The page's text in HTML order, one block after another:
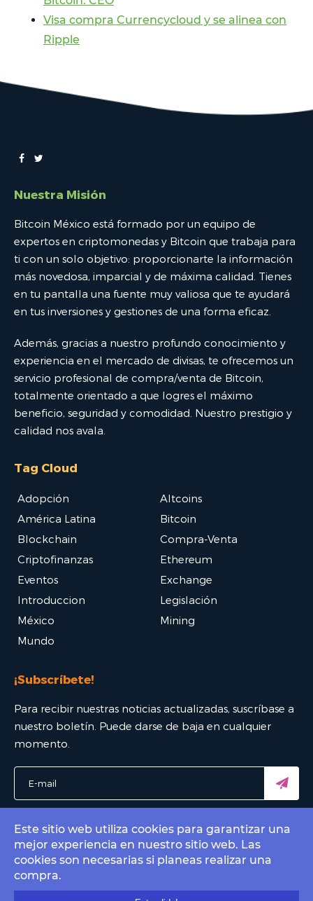
Visa compra Currencycloud y se alinea con
Ripple
Nuestra Misión
Bitcoin México está formado por un equipo de
expertos en criptomonedas y Bitcoin que trabaja para
ti con un solo objetivo: proporcionarte la información
más novedosa, imparcial y de máxima calidad. Tienes
en tu pantalla una fuente muy valiosa que te ayudará
en tus inversiones y gestiones de una forma eficaz.
Además, gracias a nuestro profundo conocimiento y
experiencia en el mercado de divisas, te ofrecemos un
servicio profesional de compra/venta de Bitcoin,
totalmente orientado a que logres el máximo
beneficio, seguridad y comodidad. Nuestro prestigio y
calidad nos avala.
Tag Cloud
Adopción
Altcoins
América Latina
Bitcoin
Blockchain
Compra-Venta
Criptofinanzas
Ethereum
Eventos
Exchange
Introduccion
Legislación
México
Mining
Mundo
¡Subscríbete!
Para recibir nuestras noticias actualizadas, suscríbase a
nuestro boletín. Puede darse de baja en cualquier
momento.
© 2022 Bitcoin Mexico - El mejor portal Bitcoin. All rights
Contact by emailinfo@bitcoin.com.mx.
Este sitio web utiliza cookies para garantizar una
mejor experiencia en nuestro sitio web. Las
cookies son necesarias si planeas realizar una
compra.